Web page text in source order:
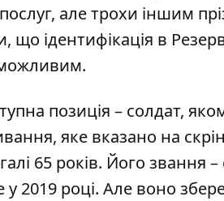
але трохи іншим
ідентифікація в
позиція – солдат,
яке вказано на
65 років. Його звання
2019 році. Але воно